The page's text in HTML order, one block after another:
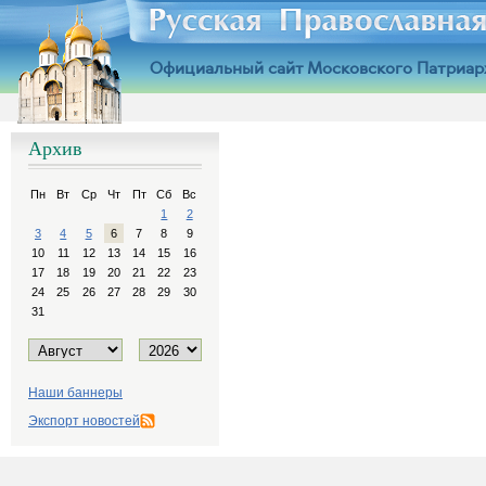
Официальный сайт Московского
Архив
Пн Вт Ср Чт Пт Сб
Вс
1
2
3
4 5 6 7 8
9
10
11 12 13 14 15
16
17
18 19 20 21 22
23
24
25 26 27 28 29
30
31
Наши баннеры
Экспорт новостей